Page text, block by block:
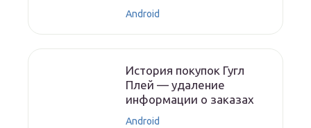
Android
История покупок Гугл
Плей — удаление
информации о заказах
Android